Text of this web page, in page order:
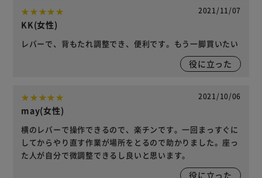
2021/11/07
KK(女性)
レバーで、背もたれ調整でき、便利です。もう一脚買いたい
役に立った
2021/10/06
may(女性)
横のレバーで操作できるので、楽チンです。一回まっすぐに
してからやり直す作業が場所をとるので助かりました。座っ
た人が自分で微調整できるし良いと思います。
役に立った